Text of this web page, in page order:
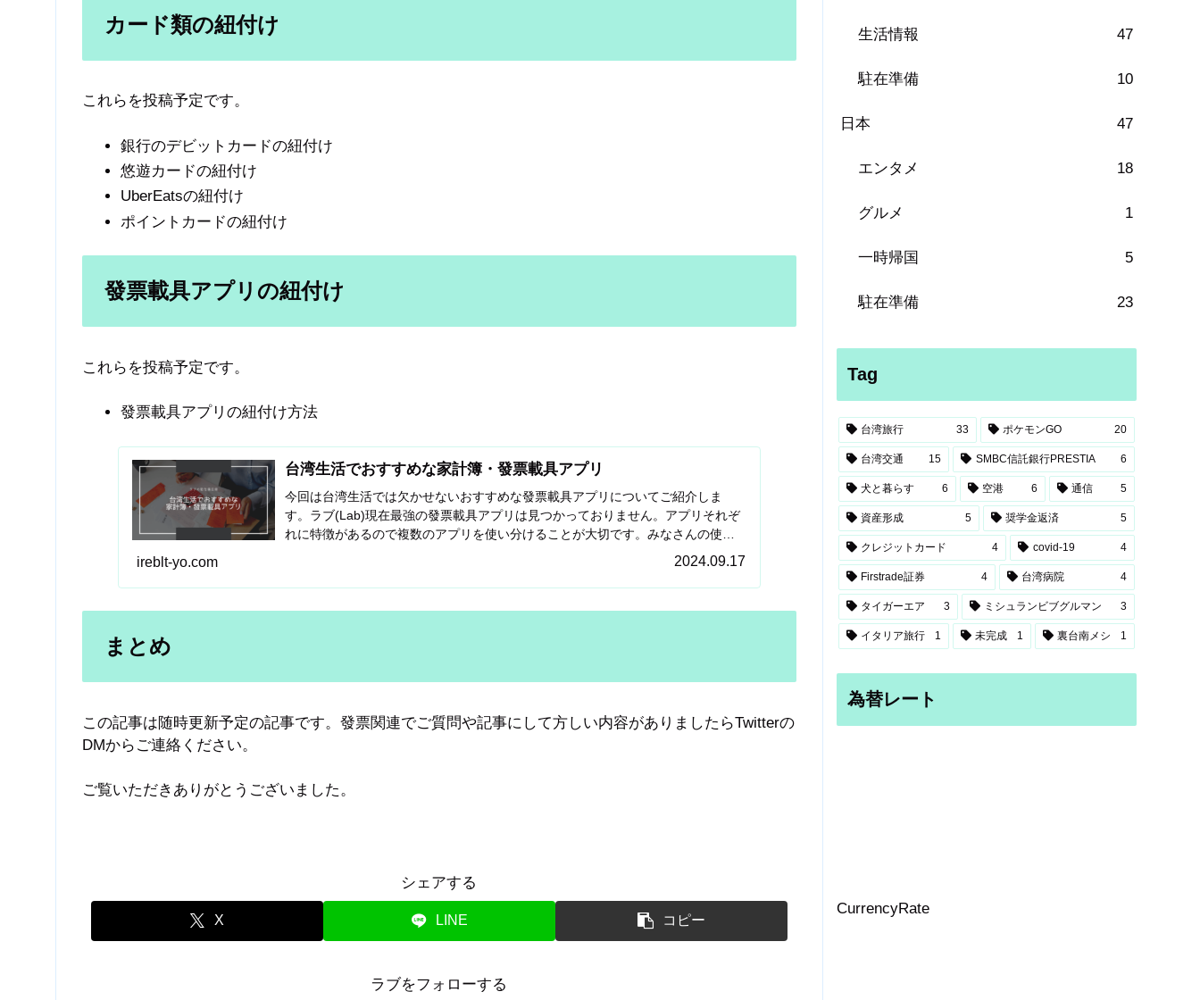
カード類の紐付け
これらを投稿予定です。
銀行のデビットカードの紐付け
悠遊カードの紐付け
UberEatsの紐付け
ポイントカードの紐付け
發票載具アプリの紐付け
これらを投稿予定です。
發票載具アプリの紐付け方法
台湾生活でおすすめな家計簿・發票載具アプリ
今回は台湾生活では欠かせないおすすめな發票載具アプリについてご紹介しま
す。ラブ(Lab)現在最強の發票載具アプリは見つかっておりません。アプリそれぞ
れに特徴があるので複数のアプリを使い分けることが大切です。みなさんの使い
ireblt-yo.com 2024.09.17
まとめ
この記事は随時更新予定の記事です。發票関連でご質問や記事にして方しい内容がありましたらTwitterの
DMからご連絡ください。
ご覧いただきありがとうございました。
シェアする
X LINE コピー
ラブをフォローする
生活情報 47
駐在準備 10
日本 47
エンタメ 18
グルメ 1
一時帰国 5
駐在準備 23
Tag
台湾旅行 33 ポケモンGO 20
台湾交通 15 SMBC信託銀行PRESTIA 6
犬と暮らす 6 空港 6 通信 5
資産形成 5 奨学金返済 5
クレジットカード 4 covid-19 4
Firstrade証券 4 台湾病院 4
タイガーエア 3 ミシュランビブグルマン 3
イタリア旅行 1 未完成 1 裏台南メシ 1
為替レート
CurrencyRate